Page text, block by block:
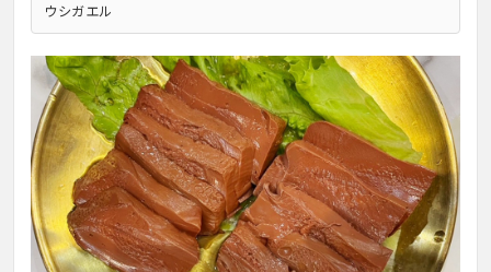
ウシガエル